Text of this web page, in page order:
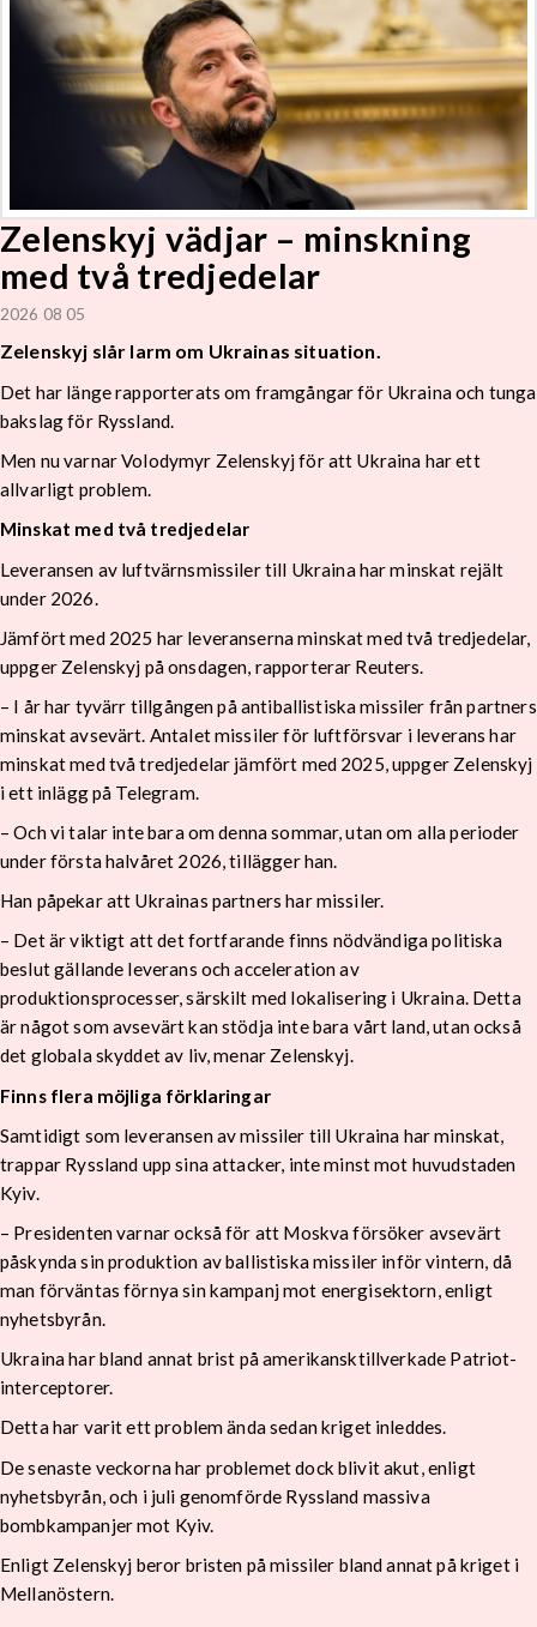
Zelenskyj vädjar – minskning
med två tredjedelar
2026 08 05
Zelenskyj slår larm om Ukrainas situation.
Det har länge rapporterats om framgångar för Ukraina och tunga
bakslag för Ryssland.
Men nu varnar Volodymyr Zelenskyj för att Ukraina har ett
allvarligt problem.
Minskat med två tredjedelar
Leveransen av luftvärnsmissiler till Ukraina har minskat rejält
under 2026.
Jämfört med 2025 har leveranserna minskat med två tredjedelar,
uppger Zelenskyj på onsdagen, rapporterar Reuters.
– I år har tyvärr tillgången på antiballistiska missiler från partners
minskat avsevärt. Antalet missiler för luftförsvar i leverans har
minskat med två tredjedelar jämfört med 2025, uppger Zelenskyj
i ett inlägg på Telegram.
– Och vi talar inte bara om denna sommar, utan om alla perioder
under första halvåret 2026, tillägger han.
Han påpekar att Ukrainas partners har missiler.
– Det är viktigt att det fortfarande finns nödvändiga politiska
beslut gällande leverans och acceleration av
produktionsprocesser, särskilt med lokalisering i Ukraina. Detta
är något som avsevärt kan stödja inte bara vårt land, utan också
det globala skyddet av liv, menar Zelenskyj.
Finns flera möjliga förklaringar
Samtidigt som leveransen av missiler till Ukraina har minskat,
trappar Ryssland upp sina attacker, inte minst mot huvudstaden
Kyiv.
– Presidenten varnar också för att Moskva försöker avsevärt
påskynda sin produktion av ballistiska missiler inför vintern, då
man förväntas förnya sin kampanj mot energisektorn, enligt
nyhetsbyrån.
Ukraina har bland annat brist på amerikansktillverkade Patriot-
interceptorer.
Detta har varit ett problem ända sedan kriget inleddes.
De senaste veckorna har problemet dock blivit akut, enligt
nyhetsbyrån, och i juli genomförde Ryssland massiva
bombkampanjer mot Kyiv.
Enligt Zelenskyj beror bristen på missiler bland annat på kriget i
Mellanöstern.